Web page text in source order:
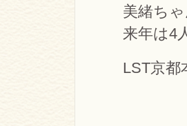
美緒ち
来年は4
LST京